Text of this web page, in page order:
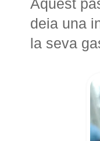
Aquest
deia una
la seva